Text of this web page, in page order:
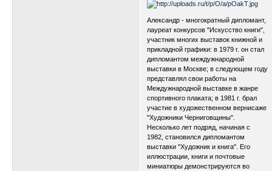
Александр - многократный дипломант,
лауреат конкурсов "Искусство книги",
участник многих выставок книжной и
прикладной графики: в 1979 г. он стал
дипломантом междужнародной
выставки в Москве; в следующем году
представлял свои работы на
Междужнародной выставке в жанре
спортивного плаката; в 1981 г. брал
участие в художественном вернисаже
"Художники Черниговщины".
Несколько лет подряд, начиная с
1982, становился дипломантом
выставки "Художник и книга". Его
иллюстрации, книги и почтовые
миниатюры демонстрируются во